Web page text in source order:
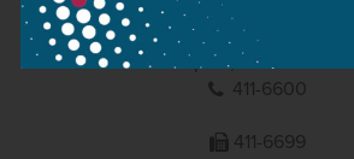
1095 Budapest, Komor Marcell
411-6600
411-6699